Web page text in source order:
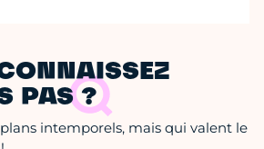
PAS ?
intemporels, mais qui valent le